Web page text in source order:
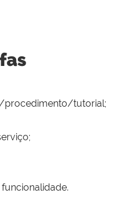
procedimento/tutorial;